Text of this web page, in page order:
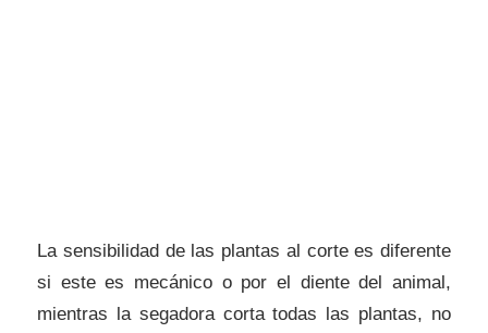
La sensibilidad de las plantas al corte es diferente
si este es mecánico o por el diente del animal,
mientras la segadora corta todas las plantas, no